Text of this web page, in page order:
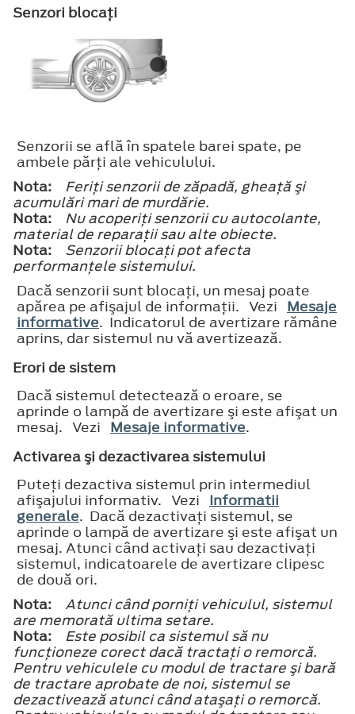
Senzori blocaţi
Senzorii se află în spatele barei spate, pe
ambele părţi ale vehiculului.
Nota:
Feriţi senzorii de zăpadă, gheaţă şi
acumulări mari de murdărie.
Nota:
Nu acoperiţi senzorii cu autocolante,
material de reparaţii sau alte obiecte.
Nota:
Senzorii blocaţi pot afecta
performanţele sistemului.
Dacă senzorii sunt blocaţi, un mesaj poate
apărea pe afişajul de informaţii. Vezi Mesaje
informative. Indicatorul de avertizare rămâne
aprins, dar sistemul nu vă avertizează.
Erori de sistem
Dacă sistemul detectează o eroare, se
aprinde o lampă de avertizare şi este afişat un
mesaj. Vezi Mesaje informative.
Activarea şi dezactivarea sistemului
Puteţi dezactiva sistemul prin intermediul
afişajului informativ. Vezi Informatii
generale. Dacă dezactivaţi sistemul, se
aprinde o lampă de avertizare şi este afişat un
mesaj. Atunci când activaţi sau dezactivaţi
sistemul, indicatoarele de avertizare clipesc
de două ori.
Nota:
Atunci când porniţi vehiculul, sistemul
are memorată ultima setare.
Nota:
Este posibil ca sistemul să nu
funcţioneze corect dacă tractaţi o remorcă.
Pentru vehiculele cu modul de tractare şi bară
de tractare aprobate de noi, sistemul se
dezactivează atunci când ataşaţi o remorcă.